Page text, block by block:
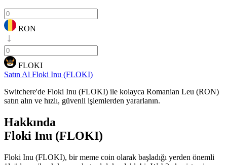
RON
FLOKI
Satın Al Floki Inu (FLOKI)
Switchere'de Floki Inu (FLOKI) ile kolayca Romanian Leu (RON)
satın alın ve hızlı, güvenli işlemlerden yararlanın.
Hakkında
Floki Inu (FLOKI)
Floki Inu (FLOKI), bir meme coin olarak başladığı yerden önemli